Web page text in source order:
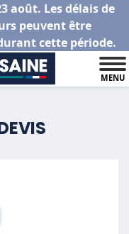
août. Les délais de
peuvent être
cette période.
MENU